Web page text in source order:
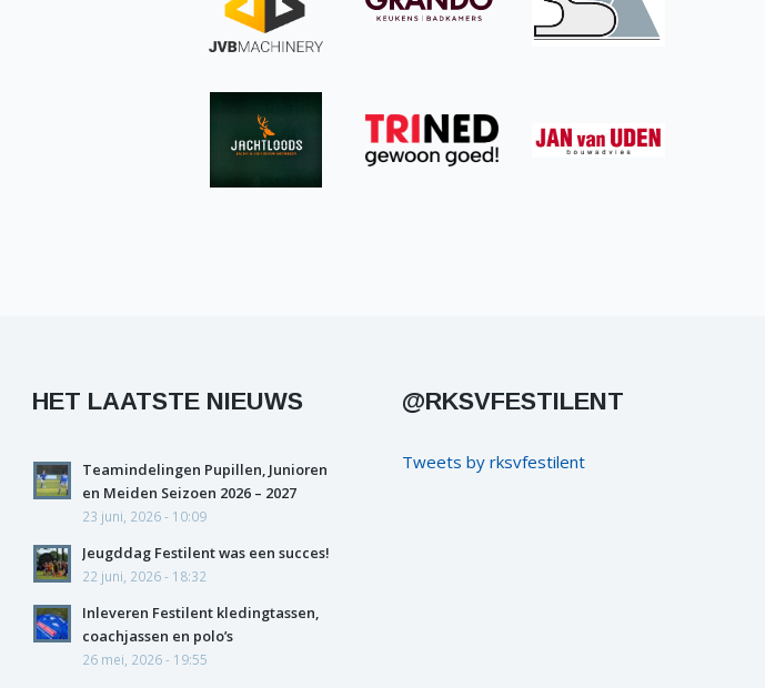
HET LAATSTE NIEUWS
Teamindelingen Pupillen, Junioren
en Meiden Seizoen 2026 – 2027
23 juni, 2026 - 10:09
Jeugddag Festilent was een succes!
22 juni, 2026 - 18:32
Inleveren Festilent kledingtassen,
coachjassen en polo’s
26 mei, 2026 - 19:55
@RKSVFESTILENT
Tweets by rksvfestilent